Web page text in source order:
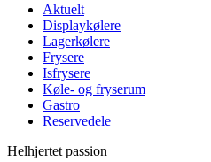
Aktuelt
Displaykølere
Lagerkølere
Frysere
Isfrysere
Køle- og fryserum
Gastro
Reservedele
Helhjertet passion